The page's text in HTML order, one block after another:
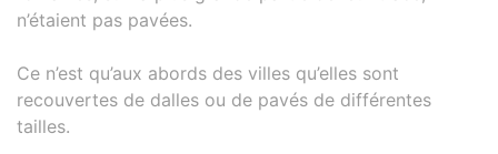
n’étaient pas pavées.
Ce n’est qu’aux abords des villes qu’elles sont
recouvertes de dalles ou de pavés de différentes
tailles.